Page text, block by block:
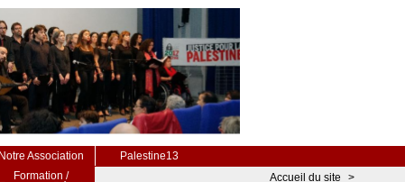
Notre Association
Palestine13
Formation /
Accueil du site
>